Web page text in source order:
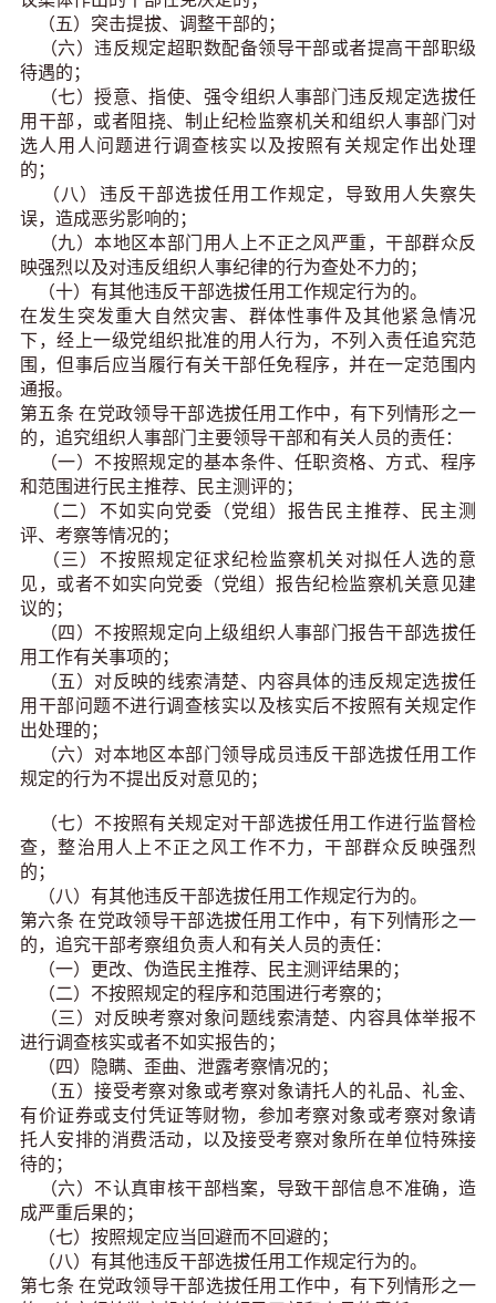
（五）突击提拔、调整干部的；
（六）违反规定超职数配备领导干部或者提高干部职级
待遇的；
（七）授意、指使、强令组织人事部门违反规定选拔任
用干部，或者阻挠、制止纪检监察机关和组织人事部门对
选人用人问题进行调查核实以及按照有关规定作出处理
的；
（八）违反干部选拔任用工作规定，导致用人失察失
误，造成恶劣影响的；
（九）本地区本部门用人上不正之风严重，干部群众反
映强烈以及对违反组织人事纪律的行为查处不力的；
（十）有其他违反干部选拔任用工作规定行为的。
在发生突发重大自然灾害、群体性事件及其他紧急情况
下，经上一级党组织批准的用人行为，不列入责任追究范
围，但事后应当履行有关干部任免程序，并在一定范围内
通报。
第五条 在党政领导干部选拔任用工作中，有下列情形之一
的，追究组织人事部门主要领导干部和有关人员的责任：
（一）不按照规定的基本条件、任职资格、方式、程序
和范围进行民主推荐、民主测评的；
（二）不如实向党委（党组）报告民主推荐、民主测
评、考察等情况的；
（三）不按照规定征求纪检监察机关对拟任人选的意
见，或者不如实向党委（党组）报告纪检监察机关意见建
议的；
（四）不按照规定向上级组织人事部门报告干部选拔任
用工作有关事项的；
（五）对反映的线索清楚、内容具体的违反规定选拔任
用干部问题不进行调查核实以及核实后不按照有关规定作
出处理的；
（六）对本地区本部门领导成员违反干部选拔任用工作
规定的行为不提出反对意见的 ；
（七）不按照有关规定对干部选拔任用工作进行监督检
查，整治用人上不正之风工作不力，干部群众反映强烈
的；
（八）有其他违反干部选拔任用工作规定行为的。
第六条 在党政领导干部选拔任用工作中，有下列情形之一
的，追究干部考察组负责人和有关人员的责任：
（一）更改、伪造民主推荐、民主测评结果的；
（二）不按照规定的程序和范围进行考察的；
（三）对反映考察对象问题线索清楚、内容具体举报不
进行调查核实或者不如实报告的；
（四）隐瞒、歪曲、泄露考察情况的；
（五）接受考察对象或考察对象请托人的礼品、礼金、
有价证券或支付凭证等财物，参加考察对象或考察对象请
托人安排的消费活动，以及接受考察对象所在单位特殊接
待的；
（六）不认真审核干部档案，导致干部信息不准确，造
成严重后果的；
（七）按照规定应当回避而不回避的；
（八）有其他违反干部选拔任用工作规定行为的。
第七条 在党政领导干部选拔任用工作中，有下列情形之一